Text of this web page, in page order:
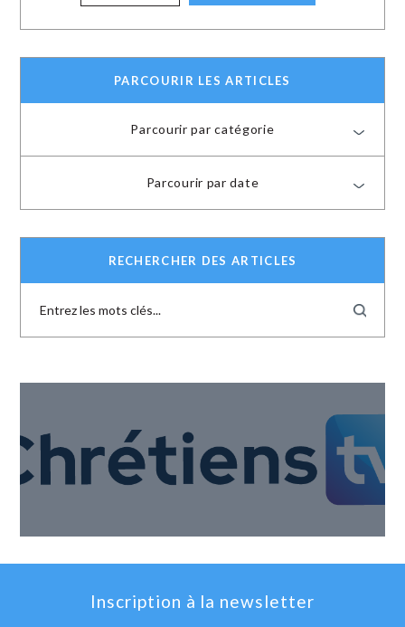
PARCOURIR LES ARTICLES
Parcourir par catégorie
Parcourir par date
RECHERCHER DES ARTICLES
Inscription à la newsletter